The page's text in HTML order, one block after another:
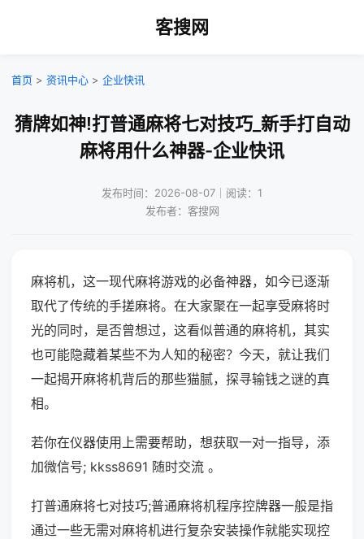
客搜网
首页 > 资讯中心 > 企业快讯
猜牌如神!打普通麻将七对技巧_新手打自动
麻将用什么神器-企业快讯
发布时间：2026-08-07｜阅读：1
发布者：客搜网
麻将机，这一现代麻将游戏的必备神器，如今已逐渐
取代了传统的手搓麻将。在大家聚在一起享受麻将时
光的同时，是否曾想过，这看似普通的麻将机，其实
也可能隐藏着某些不为人知的秘密？今天，就让我们
一起揭开麻将机背后的那些猫腻，探寻输钱之谜的真
相。
若你在仪器使用上需要帮助，想获取一对一指导，添
加微信号; kkss8691 随时交流 。
打普通麻将七对技巧;普通麻将机程序控牌器一般是指
通过一些无需对麻将机进行复杂安装操作就能实现控